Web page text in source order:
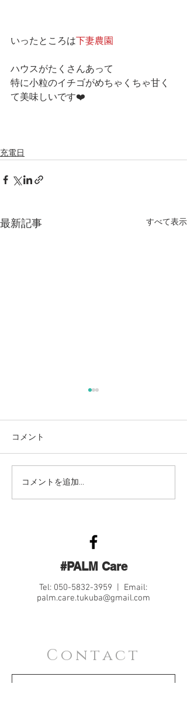
いったところは 下妻農園
ハウスがたくさんあって
特に小粒のイチゴがめちゃくちゃ甘く
て美味しいです❤️
充電日
最新記事 すべて表示
コメント
コメントを追加…
#PALM Care
Tel: 050-5832-3959 | Email:
palm.care.tukuba@gmail.com
Contact